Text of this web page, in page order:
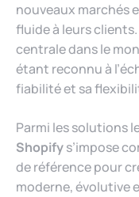
nouveaux marchés
fluide à leurs
centrale dans le
étant reconnu à
fiabilité et sa
Parmi les solutions
Shopifys’impose
de référence pour
moderne, évolutive